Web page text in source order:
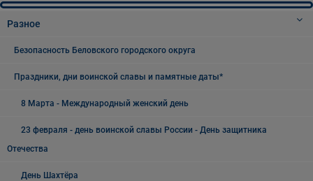
Разное
Безопасность Беловского городского округа
Праздники, дни воинской славы и памятные даты*
8 Марта - Международный женский день
23 февраля - день воинской славы России - День защитника
Отечества
День Шахтёра